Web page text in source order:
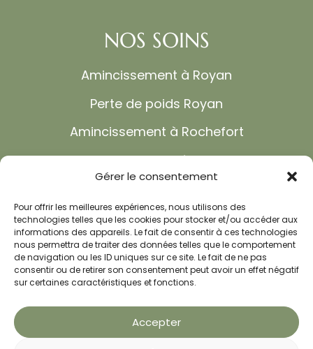
Gérer le consentement
Pour offrir les meilleures expériences, nous utilisons des
technologies telles que les cookies pour stocker et/ou accéder aux
informations des appareils. Le fait de consentir à ces technologies
nous permettra de traiter des données telles que le comportement
de navigation ou les ID uniques sur ce site. Le fait de ne pas
consentir ou de retirer son consentement peut avoir un effet négatif
sur certaines caractéristiques et fonctions.
Accepter
NOS SOINS
Amincissement à Royan
Perte de poids Royan
Amincissement à Rochefort
Maigrir sans régime
Soins amincissants
Cure minceur
Anxiété et dépression
Shiatsu